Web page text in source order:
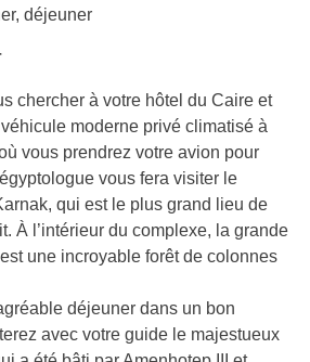
déjeuner
chercher à votre hôtel du Caire et
moderne privé climatisé à
vous prendrez votre avion pour
vous fera visiter le
qui est le plus grand lieu de
À l’intérieur du complexe, la grande
une incroyable forêt de colonnes
déjeuner dans un bon
avec votre guide le majestueux